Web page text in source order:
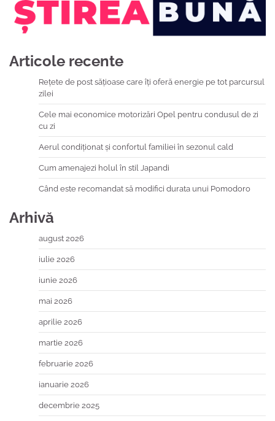
Articole recente
Rețete de post sățioase care îți oferă energie pe tot parcursul
zilei
Cele mai economice motorizări Opel pentru condusul de zi
cu zi
Aerul condiționat și confortul familiei în sezonul cald
Cum amenajezi holul în stil Japandi
Când este recomandat să modifici durata unui Pomodoro
Arhivă
august 2026
iulie 2026
iunie 2026
mai 2026
aprilie 2026
martie 2026
februarie 2026
ianuarie 2026
decembrie 2025